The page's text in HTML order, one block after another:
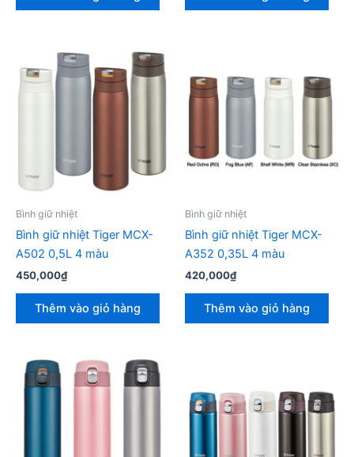
Bình giữ nhiệt
Bình giữ nhiệt Tiger MCX-
A502 0,5L 4 màu
450,000₫
Thêm vào giỏ hàng
Bình giữ nhiệt
Bình giữ nhiệt Tiger MCX-
A352 0,35L 4 màu
420,000₫
Thêm vào giỏ hàng